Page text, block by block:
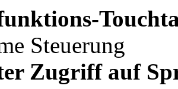
Steuerung
Zugriff auf